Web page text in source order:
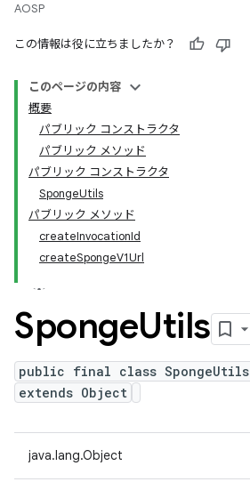
AOSP
この情報は役に立ちましたか？
このページの内容
概要
パブリック コンストラクタ
パブリック メソッド
パブリック コンストラクタ
SpongeUtils
パブリック メソッド
createInvocationId
createSpongeV1Url
SpongeUtils
public final class SpongeUtils
extends Object
java.lang.Object